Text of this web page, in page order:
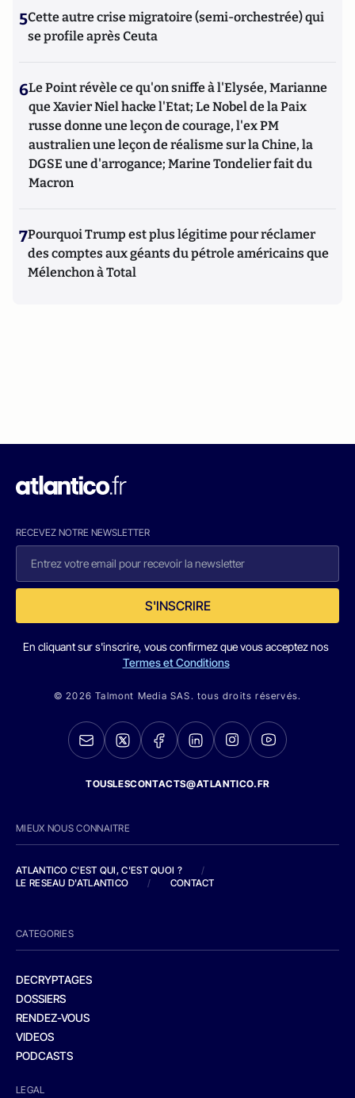
5Cette autre crise migratoire (semi-orchestrée) qui
se profile après Ceuta
6Le Point révèle ce qu'on sniffe à l'Elysée, Marianne
que Xavier Niel hacke l'Etat; Le Nobel de la Paix
russe donne une leçon de courage, l'ex PM
australien une leçon de réalisme sur la Chine, la
DGSE une d'arrogance; Marine Tondelier fait du
Macron
7Pourquoi Trump est plus légitime pour réclamer
des comptes aux géants du pétrole américains que
Mélenchon à Total
RECEVEZ NOTRE NEWSLETTER
S'INSCRIRE
En cliquant sur s'inscrire, vous confirmez que vous acceptez nos
Termes et Conditions
© 2026 Talmont Media SAS. tous droits réservés.
TOUSLESCONTACTS@ATLANTICO.FR
MIEUX NOUS CONNAITRE
ATLANTICO C'EST QUI, C'EST QUOI ?
/
LE RESEAU D'ATLANTICO
/ CONTACT
CATEGORIES
DECRYPTAGES
DOSSIERS
RENDEZ-VOUS
VIDEOS
PODCASTS
LEGAL